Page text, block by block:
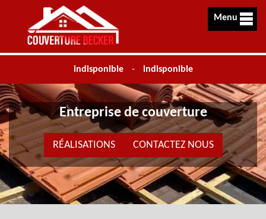
Menu
indisponible - indisponible
Entreprise de couverture
RÉALISATIONS CONTACTEZ NOUS